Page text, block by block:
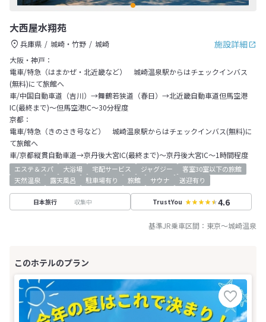
大西屋水翔苑
施設詳細
兵庫県 城崎・竹野
城崎
大阪・神戸：
電車/特急（はまかぜ・北近畿など） 城崎温泉駅からはチェックインバス
(無料)にて旅館へ
車/中国自動車道（吉川）→舞鶴若狭道（春日）→北近畿自動車道但馬空港
IC(最終まで)～但馬空港IC～30分程度
京都：
電車/特急（きのさき号など） 城崎温泉駅からはチェックインバス(無料)に
て旅館へ
車/京都縦貫自動車道→京丹後大宮IC(最終まで)～京丹後大宮IC～1時間程度
エステ＆スパ 大浴場 宅配サービス ジャグジー
客室30室以下の旅館
天然温泉
露天風呂 駐車場有り 旅館 サウナ 送迎有り
日本旅行 収集中 TrustYou 4.6
基準JR乗車区間： 東京～城崎温泉